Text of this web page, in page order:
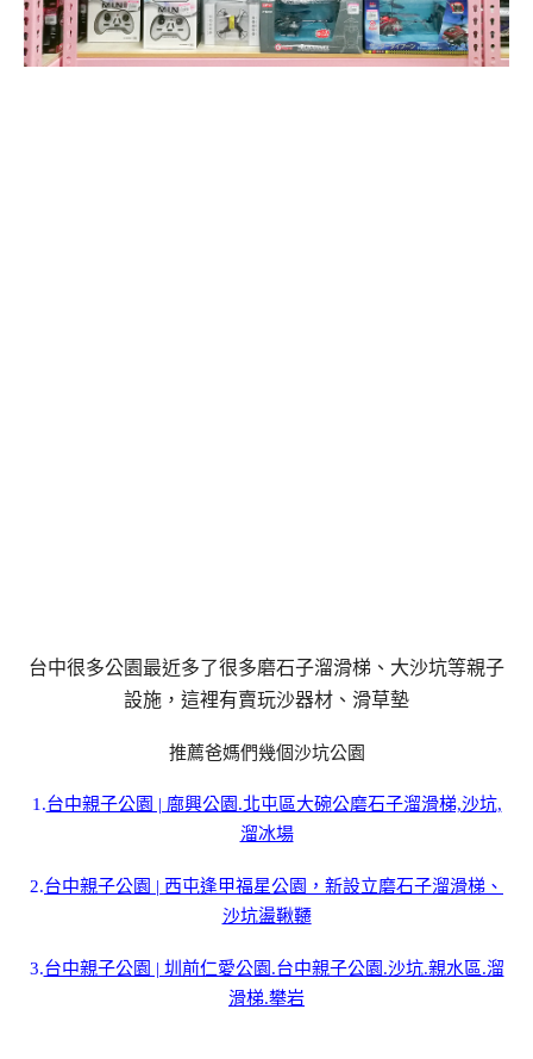
台中很多公園最近多了很多磨石子溜滑梯、大沙坑等親子
設施，這裡有賣玩沙器材、滑草墊
推薦爸媽們幾個沙坑公園
1.台中親子公園 | 廍興公園.北屯區大碗公磨石子溜滑梯,沙坑,
溜冰場
2.台中親子公園 | 西屯逢甲福星公園，新設立磨石子溜滑梯、
沙坑盪鞦韆
3.台中親子公園 | 圳前仁愛公園.台中親子公園.沙坑.親水區.溜
滑梯.攀岩